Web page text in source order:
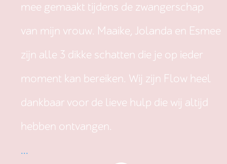
mee gemaakt tijdens de zwangerschap
van mijn vrouw. Maaike, Jolanda en Esmee
zijn alle 3 dikke schatten die je op ieder
moment kan bereiken. Wij zijn Flow heel
dankbaar voor de lieve hulp die wij altijd
hebben ontvangen.
...